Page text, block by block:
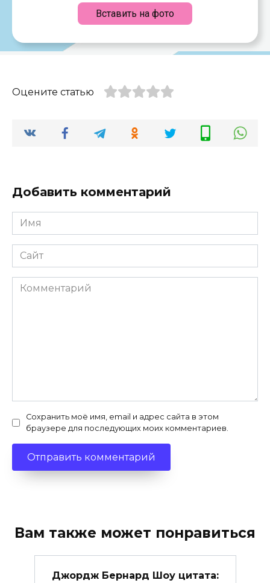
Вставить на фото
Оцените статью
Добавить комментарий
Имя
*
Сайт
Комментарий
Сохранить моё имя, email и адрес сайта в этом
браузере для последующих моих комментариев.
Вам также может понравиться
Джордж Бернард Шоу цитата: